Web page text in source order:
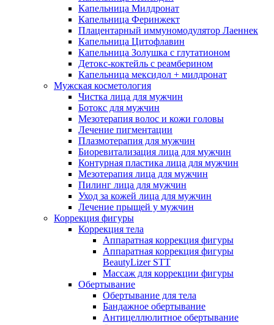
Капельница Милдронат
Капельница Феринжект
Плацентарный иммуномодулятор Лаеннек
Капельница Цитофлавин
Капельница Золушка с глутатионом
Детокс-коктейль с реамберином
Капельница мексидол + милдронат
Мужская косметология
Чистка лица для мужчин
Ботокс для мужчин
Мезотерапия волос и кожи головы
Лечение пигментации
Плазмотерапия для мужчин
Биоревитализация лица для мужчин
Контурная пластика лица для мужчин
Мезотерапия лица для мужчин
Пилинг лица для мужчин
Уход за кожей лица для мужчин
Лечение прыщей у мужчин
Коррекция фигуры
Коррекция тела
Аппаратная коррекция фигуры
Аппаратная коррекция фигуры
BeautyLizer STT
Массаж для коррекции фигуры
Обертывание
Обертывание для тела
Бандажное обертывание
Антицеллюлитное обертывание